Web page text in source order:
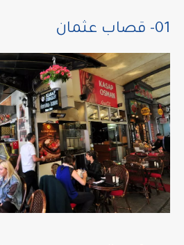
01- قصاب عثمان